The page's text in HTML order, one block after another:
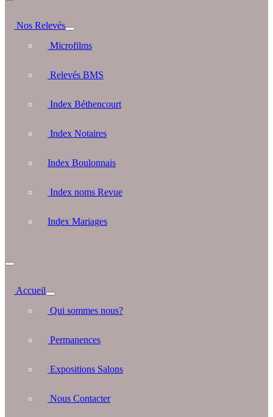
Nos Relevés
Microfilms
Relevés BMS
Index Béthencourt
Index Notaires
Index Boulonnais
Index noms Revue
Index Mariages
Accueil
Qui sommes nous?
Permanences
Expositions Salons
Nous Contacter